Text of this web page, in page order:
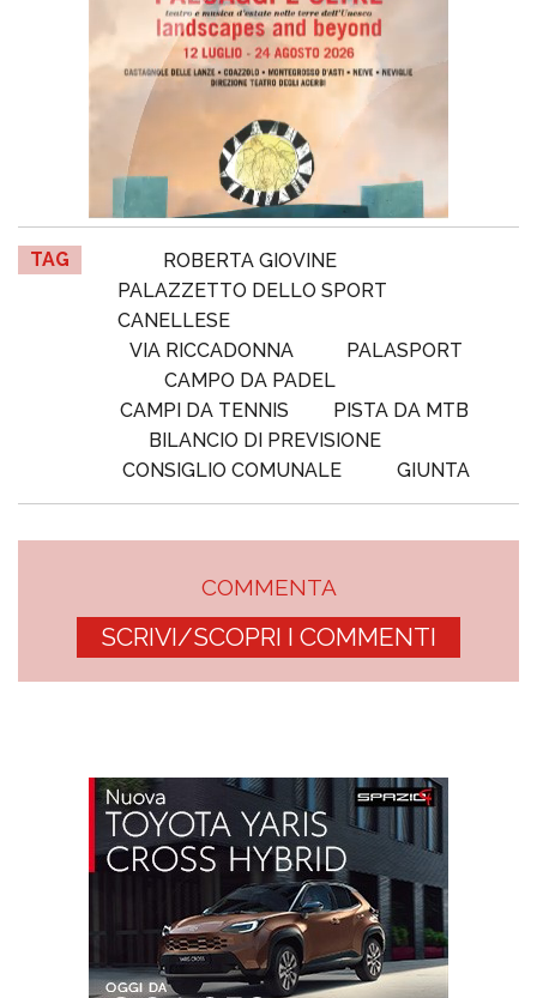
TAG
ROBERTA GIOVINE
PALAZZETTO DELLO SPORT
CANELLESE
VIA RICCADONNA
PALASPORT
CAMPO DA PADEL
CAMPI DA TENNIS
PISTA DA MTB
BILANCIO DI PREVISIONE
CONSIGLIO COMUNALE
GIUNTA
COMMENTA
SCRIVI/SCOPRI I COMMENTI